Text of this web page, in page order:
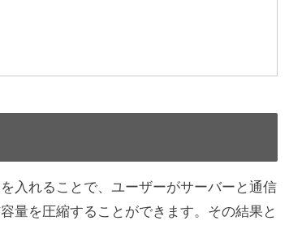
入れることで、ユーザーがサーバーと通信
量を圧縮することができます。その結果と